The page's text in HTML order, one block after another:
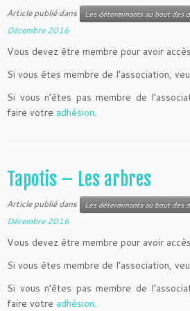
Article publié dans Les déterminants au bout des
Décembre 2016
Vous devez être membre pour avoir
Si vous êtes membre de l’association,
Si vous n’êtes pas membre de
faire votre adhésion.
Tapotis – Les arbres
Article publié dans Les déterminants au bout des
Décembre 2016
Vous devez être membre pour avoir
Si vous êtes membre de l’association,
Si vous n’êtes pas membre de
faire votre adhésion.